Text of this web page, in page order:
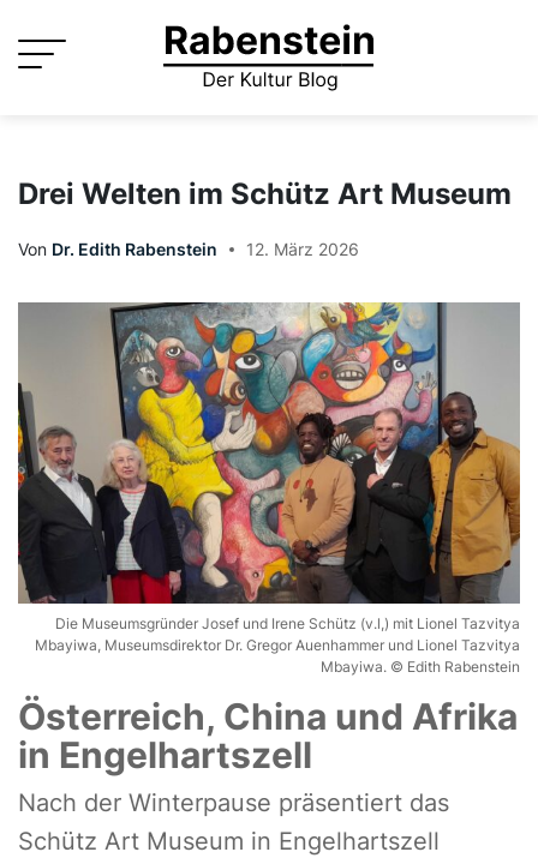
content
Drei Welten im Schütz Art Museum
Von Dr. Edith Rabenstein 12. März 2026
Die Museumsgründer Josef und Irene Schütz (v.l,) mit Lionel Tazvitya
Mbayiwa, Museumsdirektor Dr. Gregor Auenhammer und Lionel Tazvitya
Mbayiwa. © Edith Rabenstein
Österreich, China und Afrika
in Engelhartszell
Nach der Winterpause präsentiert das
Schütz Art Museum in Engelhartszell